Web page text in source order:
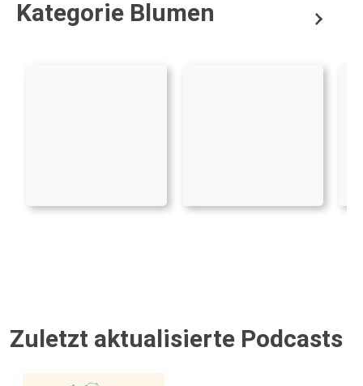
Kategorie Blumen
Zuletzt aktualisierte Podcasts